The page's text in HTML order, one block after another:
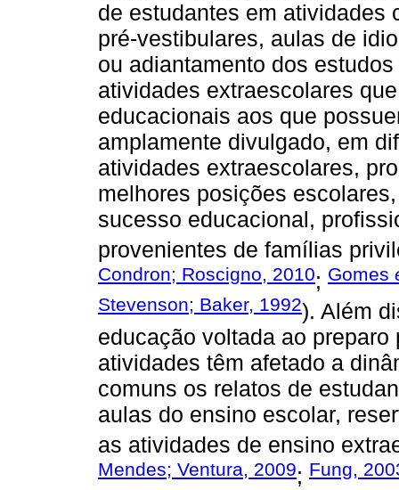
de estudantes em atividades
pré-vestibulares, aulas de
ou adiantamento dos
atividades extraescolares
educacionais aos que
amplamente divulgado, em
atividades extraescolares,
melhores posições
sucesso educacional,
provenientes de famílias
Condron; Roscigno, 2010; Gomes
Stevenson; Baker, 1992). Além
educação voltada ao
atividades têm afetado a
comuns os relatos de
aulas do ensino escolar,
as atividades de ensino
Mendes; Ventura, 2009; Fung,